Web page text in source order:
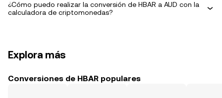
¿Cómo puedo realizar la conversión de HBAR a AUD con la
calculadora de criptomonedas?
Explora más
Conversiones de HBAR populares